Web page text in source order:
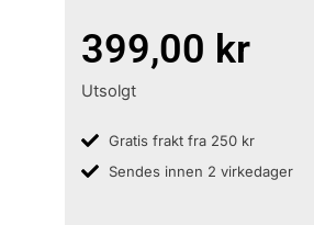
399,00 kr
Utsolgt
Gratis frakt fra 250 kr
Sendes innen 2 virkedager